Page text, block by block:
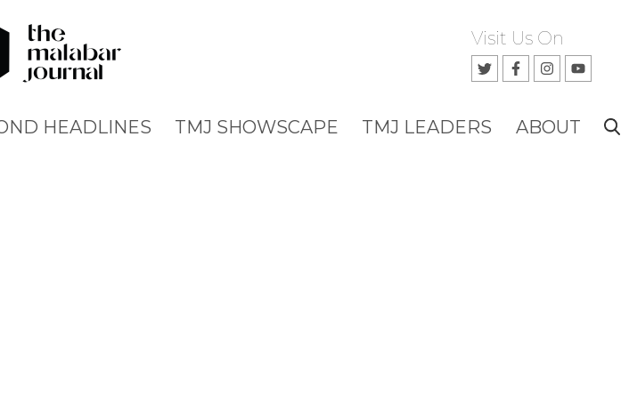
Visit Us On
HEADLINES TMJ SHOWSCAPE TMJ LEADERS ABOUT